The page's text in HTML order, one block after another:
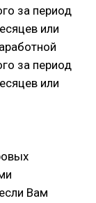
за период
или
за период
или
Вам